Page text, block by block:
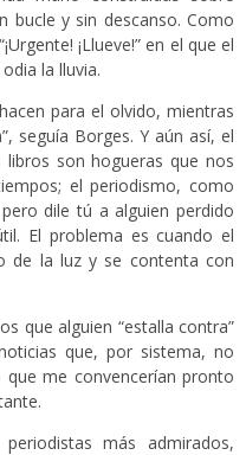
bucle y sin descanso. Como
¡Llueve!” en el que el
la lluvia.
para el olvido, mientras
seguía Borges. Y aún así, el
son hogueras que nos
el periodismo, como
dile tú a alguien perdido
El problema es cuando el
de la luz y se contenta con
que alguien “estalla contra”
que, por sistema, no
me convencerían pronto
más admirados,